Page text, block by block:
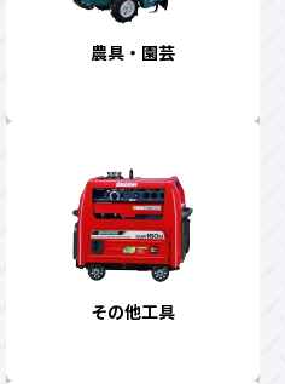
農具・園芸
その他工具